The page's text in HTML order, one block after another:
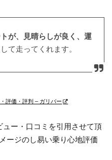
が、見晴らしが良く、運
て走ってくれます。
評価・評判 – ガリバー
ー・口コミを引用させて頂
ージのし易い乗り心地評価